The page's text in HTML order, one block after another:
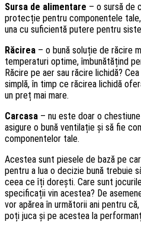
Sursa de alimentare – o sursă de
protecție pentru componentele
una cu suficientă putere pentru
Răcirea – o bună soluție de răcire
temperaturi optime, îmbunătățind
Răcire pe aer sau răcire lichidă?
simplă, în timp ce răcirea lichidă
un preț mai mare.
Carcasa – nu este doar o
asigure o bună ventilație și să fie
componentelor tale.
Acestea sunt piesele de bază pe
pentru a lua o decizie bună trebuie
ceea ce îți dorești. Care sunt
specificații vin acestea? De
vor apărea în următorii ani pentru
poți juca și pe acestea la